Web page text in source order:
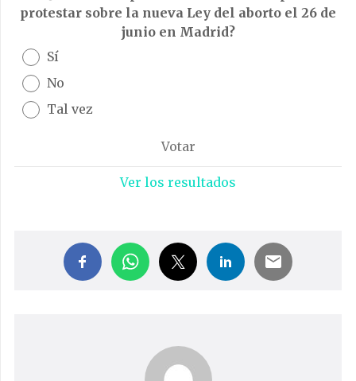
protestar sobre la nueva Ley del aborto el 26 de
junio en Madrid?
Sí
No
Tal vez
Ver los resultados